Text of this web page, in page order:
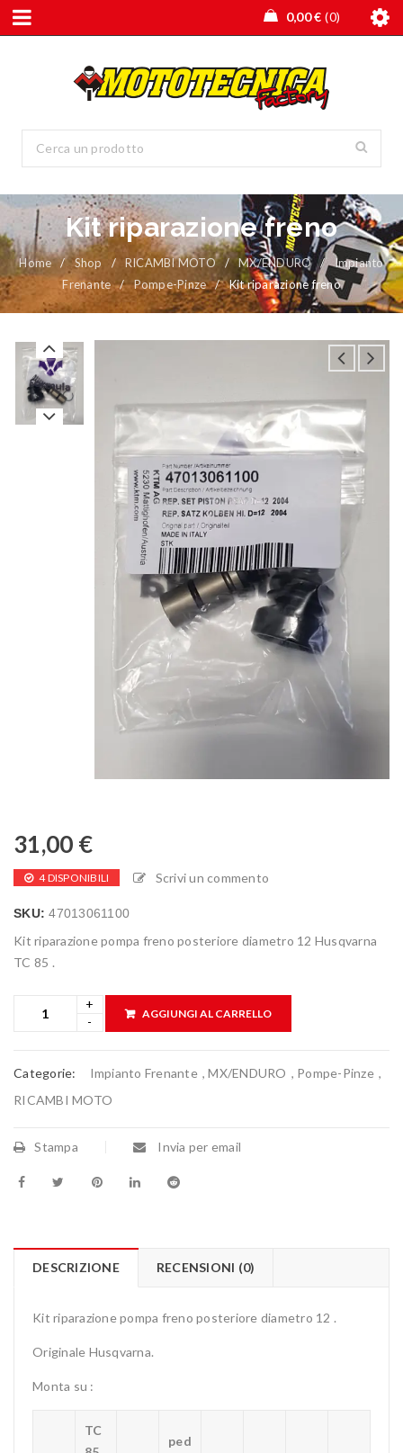
0,00€ 0
Kit riparazione freno
Home / Shop / RICAMBI MOTO / MX/ENDURO /
Impianto
Frenante
/ Pompe-Pinze / Kit riparazione freno
31,00 €
4 DISPONIBILI Scrivi un commento
SKU:47013061100
Kit riparazione pompa freno posteriore diametro 12 Husqvarna
TC 85 .
AGGIUNGI AL CARRELLO
Categorie: Impianto Frenante ,MX/ENDURO , Pompe-Pinze ,
RICAMBI MOTO
Stampa Invia per email
DESCRIZIONE RECENSIONI (0)
Kit riparazione pompa freno posteriore diametro 12 .
Originale Husqvarna.
Monta su :
TC
ped